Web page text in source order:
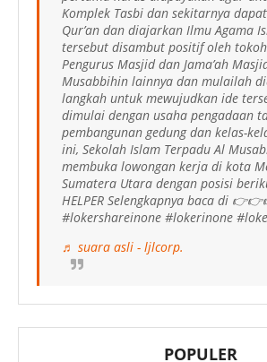
Komplek Tasbi dan sekitarnya
Qur’an dan diajarkan Ilmu Agama
tersebut disambut positif oleh
Pengurus Masjid dan Jama’ah
Musabbihin lainnya dan mulailah
langkah untuk mewujudkan ide
dimulai dengan usaha pengadaan
pembangunan gedung dan kelas-
ini, Sekolah Islam Terpadu Al
membuka lowongan kerja di kota
Sumatera Utara dengan posisi
HELPER Selengkapnya baca di
#lokershareinone #lokerinone
♬ suara asli - ljlcorp.
POPULER